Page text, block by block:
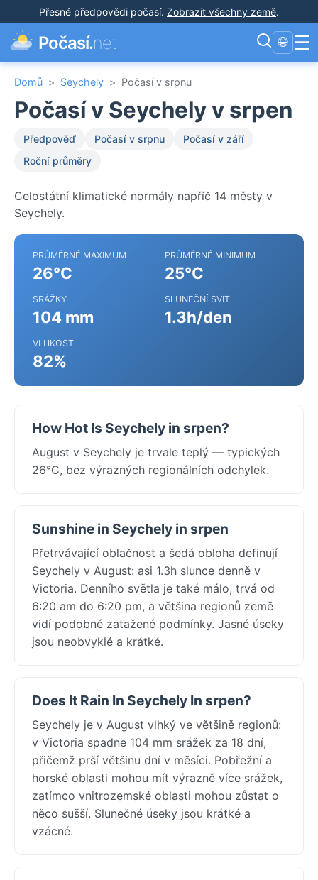
Přesné předpovědi počasí. Zobrazit všechny země.
Počasí.net 🌐 ☰
Domů > Seychely > Počasí v srpnu
Počasí v Seychely v srpen
Předpověď Počasí v srpnu
Počasí v září
Roční průměry
Celostátní klimatické normály napříč 14 městy v
Seychely.
PRŮMĚRNÉ MAXIMUM
26°C
PRŮMĚRNÉ MINIMUM
25°C
SRÁŽKY
104 mm
SLUNEČNÍ SVIT
1.3h/den
VLHKOST
82%
How Hot Is Seychely in srpen?
August v Seychely je trvale teplý — typických
26°C, bez výrazných regionálních odchylek.
Sunshine in Seychely in srpen
Přetrvávající oblačnost a šedá obloha definují
Seychely v August: asi 1.3h slunce denně v
Victoria. Denního světla je také málo, trvá od
6:20 am do 6:20 pm, a většina regionů země
vidí podobné zatažené podmínky. Jasné úseky
jsou neobvyklé a krátké.
Does It Rain In Seychely In srpen?
Seychely je v August vlhký ve většině regionů:
v Victoria spadne 104 mm srážek za 18 dní,
přičemž prší většinu dní v měsíci. Pobřežní a
horské oblasti mohou mít výrazně více srážek,
zatímco vnitrozemské oblasti mohou zůstat o
něco sušší. Slunečné úseky jsou krátké a
vzácné.